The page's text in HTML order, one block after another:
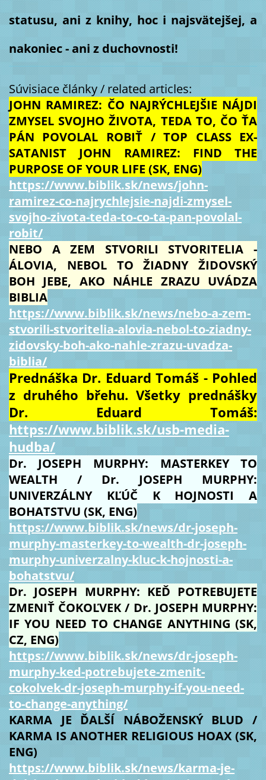
statusu, ani z knihy, hoc i najsvätejšej, a
nakoniec - ani z duchovnosti!
Súvisiace články / related articles:
JOHN RAMIREZ: ČO NAJRÝCHLEJŠIE NÁJDI
ZMYSEL SVOJHO ŽIVOTA, TEDA TO, ČO ŤA
PÁN POVOLAL ROBIŤ / TOP CLASS EX-
SATANIST JOHN RAMIREZ: FIND THE
PURPOSE OF YOUR LIFE (SK, ENG)
https://www.biblik.sk/news/john-
ramirez-co-najrychlejsie-najdi-zmysel-
svojho-zivota-teda-to-co-ta-pan-povolal-
robit/
NEBO A ZEM STVORILI STVORITELIA -
ÁLOVIA, NEBOL TO ŽIADNY ŽIDOVSKÝ
BOH JEBE, AKO NÁHLE ZRAZU UVÁDZA
BIBLIA
https://www.biblik.sk/news/nebo-a-zem-
stvorili-stvoritelia-alovia-nebol-to-ziadny-
zidovsky-boh-ako-nahle-zrazu-uvadza-
biblia/
Prednáška Dr. Eduard Tomáš - Pohled
z druhého břehu. Všetky prednášky
Dr. Eduard Tomáš:
https://www.biblik.sk/usb-media-
hudba/
Dr. JOSEPH MURPHY: MASTERKEY TO
WEALTH / Dr. JOSEPH MURPHY:
UNIVERZÁLNY KĽÚČ K HOJNOSTI A
BOHATSTVU (SK, ENG)
https://www.biblik.sk/news/dr-joseph-
murphy-masterkey-to-wealth-dr-joseph-
murphy-univerzalny-kluc-k-hojnosti-a-
bohatstvu/
Dr. JOSEPH MURPHY: KEĎ POTREBUJETE
ZMENIŤ ČOKOĽVEK / Dr. JOSEPH MURPHY:
IF YOU NEED TO CHANGE ANYTHING (SK,
CZ, ENG)
https://www.biblik.sk/news/dr-joseph-
murphy-ked-potrebujete-zmenit-
cokolvek-dr-joseph-murphy-if-you-need-
to-change-anything/
KARMA JE ĎALŠÍ NÁBOŽENSKÝ BLUD /
KARMA IS ANOTHER RELIGIOUS HOAX (SK,
ENG)
https://www.biblik.sk/news/karma-je-